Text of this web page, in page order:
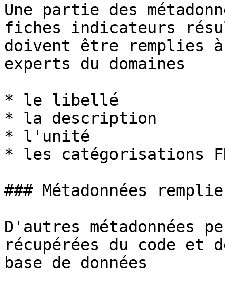
Une partie des
fiches indicateurs
doivent être remplies
experts du domaines
* le libellé
* la description
* l'unité
* les catégorisations
### Métadonnées
D'autres métadonnées
récupérées du code et
base de données